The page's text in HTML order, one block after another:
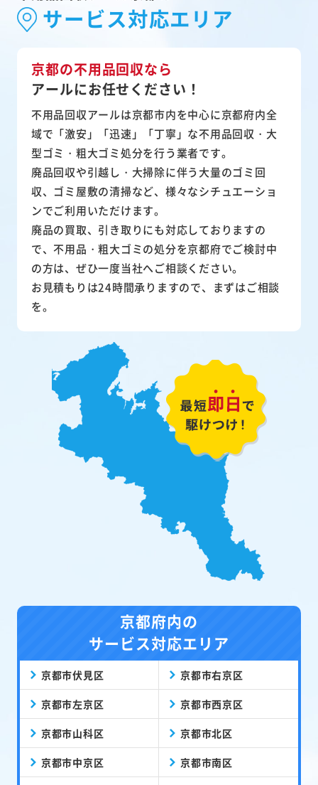
サービス対応エリア
京都の不用品回収なら
アールにお任せください！
不用品回収アールは京都市内を中心に京都府内全
域で「激安」「迅速」「丁寧」な不用品回収・大
型ゴミ・粗大ゴミ処分を行う業者です。
廃品回収や引越し・大掃除に伴う大量のゴミ回
収、ゴミ屋敷の清掃など、様々なシチュエーショ
ンでご利用いただけます。
廃品の買取、引き取りにも対応しておりますの
で、不用品・粗大ゴミの処分を京都府でご検討中
の方は、ぜひ一度当社へご相談ください。
お見積もりは24時間承りますので、まずはご相談
を。
京都府内の
サービス対応エリア
京都市伏見区 京都市右京区
京都市左京区 京都市西京区
京都市山科区 京都市北区
京都市中京区 京都市南区